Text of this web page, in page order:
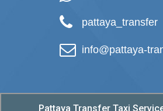
pattaya_transfer
info@pattaya-